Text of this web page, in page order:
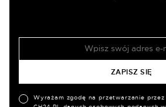
Wyrażam zgodę na przetwarzanie przez